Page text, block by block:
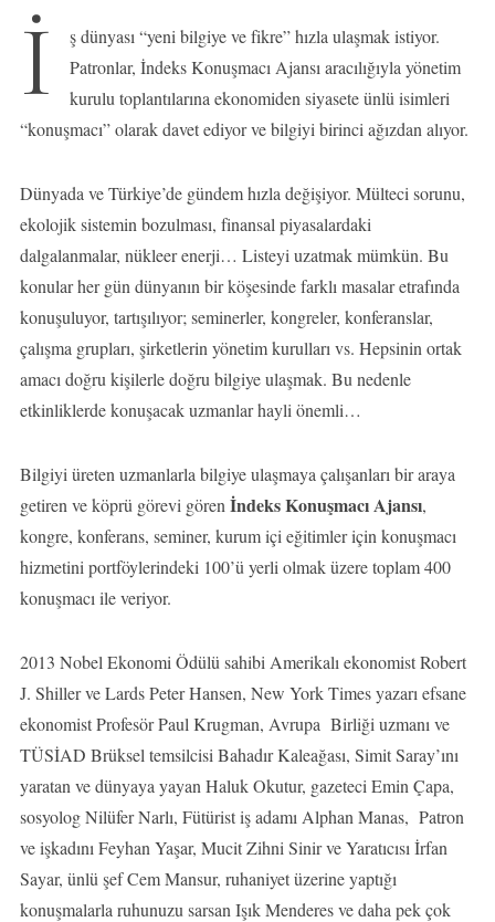
İ
ş dünyası “yeni bilgiye ve fikre” hızla ulaşmak istiyor.
Patronlar, İndeks Konuşmacı Ajansı aracılığıyla yönetim
kurulu toplantılarına ekonomiden siyasete ünlü isimleri
“konuşmacı” olarak davet ediyor ve bilgiyi birinci ağızdan alıyor.
Dünyada ve Türkiye’de gündem hızla değişiyor. Mülteci sorunu,
ekolojik sistemin bozulması, finansal piyasalardaki
dalgalanmalar, nükleer enerji… Listeyi uzatmak mümkün. Bu
konular her gün dünyanın bir köşesinde farklı masalar etrafında
konuşuluyor, tartışılıyor; seminerler, kongreler, konferanslar,
çalışma grupları, şirketlerin yönetim kurulları vs. Hepsinin ortak
amacı doğru kişilerle doğru bilgiye ulaşmak. Bu nedenle
etkinliklerde konuşacak uzmanlar hayli önemli…
Bilgiyi üreten uzmanlarla bilgiye ulaşmaya çalışanları bir araya
getiren ve köprü görevi gören İndeks Konuşmacı Ajansı,
kongre, konferans, seminer, kurum içi eğitimler için konuşmacı
hizmetini portföylerindeki 100’ü yerli olmak üzere toplam 400
konuşmacı ile veriyor.
2013 Nobel Ekonomi Ödülü sahibi Amerikalı ekonomist Robert
J. Shiller ve Lards Peter Hansen, New York Times yazarı efsane
ekonomist Profesör Paul Krugman, Avrupa Birliği uzmanı ve
TÜSİAD Brüksel temsilcisi Bahadır Kaleağası, Simit Saray’ını
yaratan ve dünyaya yayan Haluk Okutur, gazeteci Emin Çapa,
sosyolog Nilüfer Narlı, Fütürist iş adamı Alphan Manas, Patron
ve işkadını Feyhan Yaşar, Mucit Zihni Sinir ve Yaratıcısı İrfan
Sayar, ünlü şef Cem Mansur, ruhaniyet üzerine yaptığı
konuşmalarla ruhunuzu sarsan Işık Menderes ve daha pek çok